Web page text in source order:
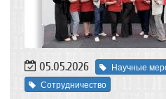
05.05.2026
Научные
Сотрудничество